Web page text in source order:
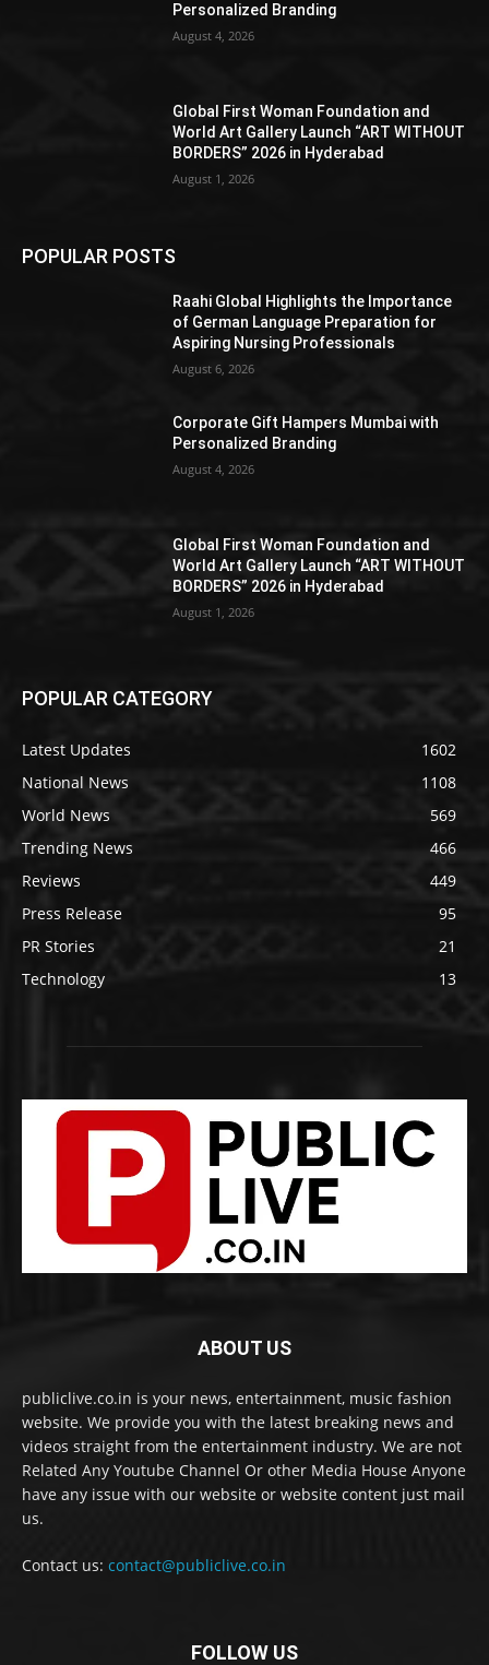
Personalized Branding
August 4, 2026
Global First Woman Foundation and
World Art Gallery Launch “ART WITHOUT
BORDERS” 2026 in Hyderabad
August 1, 2026
POPULAR POSTS
Raahi Global Highlights the Importance
of German Language Preparation for
Aspiring Nursing Professionals
August 6, 2026
Corporate Gift Hampers Mumbai with
Personalized Branding
August 4, 2026
Global First Woman Foundation and
World Art Gallery Launch “ART WITHOUT
BORDERS” 2026 in Hyderabad
August 1, 2026
POPULAR CATEGORY
Latest Updates
1602
National News
1108
World News
569
Trending News
466
Reviews
449
Press Release
95
PR Stories
21
Technology
13
ABOUT US
publiclive.co.in is your news, entertainment, music fashion
website. We provide you with the latest breaking news and
videos straight from the entertainment industry. We are not
Related Any Youtube Channel Or other Media House Anyone
have any issue with our website or website content just mail
us.
Contact us: contact@publiclive.co.in
FOLLOW US